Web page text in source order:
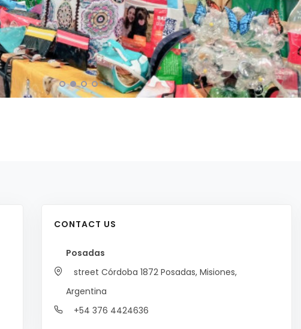
CONTACT US
Posadas
street Córdoba 1872 Posadas, Misiones,
Argentina
+54 376 4424636